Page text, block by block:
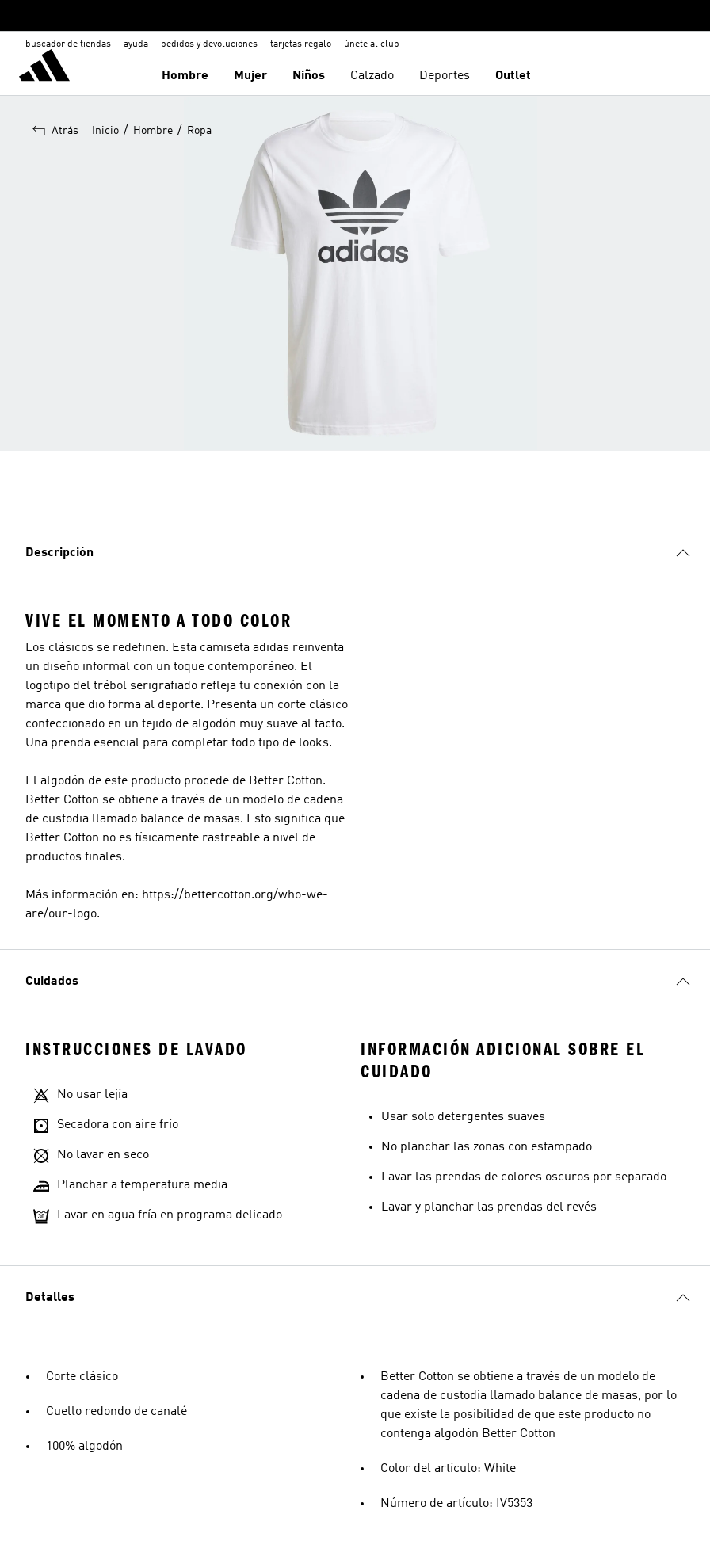
buscador de tiendas ayuda pedidos y devoluciones tarjetas regalo únete al club
Hombre Mujer Niños Calzado Deportes Outlet
Atrás Inicio / Hombre / Ropa
Descripción
VIVE EL MOMENTO A TODO COLOR
Los clásicos se redefinen. Esta camiseta adidas reinventa
un diseño informal con un toque contemporáneo. El
logotipo del trébol serigrafiado refleja tu conexión con la
marca que dio forma al deporte. Presenta un corte clásico
confeccionado en un tejido de algodón muy suave al tacto.
Una prenda esencial para completar todo tipo de looks.
El algodón de este producto procede de Better Cotton.
Better Cotton se obtiene a través de un modelo de cadena
de custodia llamado balance de masas. Esto significa que
Better Cotton no es físicamente rastreable a nivel de
productos finales.
Más información en: https://bettercotton.org/who-we-
are/our-logo.
Cuidados
INSTRUCCIONES DE LAVADO
No usar lejía
Secadora con aire frío
No lavar en seco
Planchar a temperatura media
Lavar en agua fría en programa delicado
INFORMACIÓN ADICIONAL SOBRE EL
CUIDADO
Usar solo detergentes suaves
No planchar las zonas con estampado
Lavar las prendas de colores oscuros por separado
Lavar y planchar las prendas del revés
Detalles
Corte clásico
Cuello redondo de canalé
100% algodón
Better Cotton se obtiene a través de un modelo de
cadena de custodia llamado balance de masas, por lo
que existe la posibilidad de que este producto no
contenga algodón Better Cotton
Color del artículo: White
Número de artículo: IV5353